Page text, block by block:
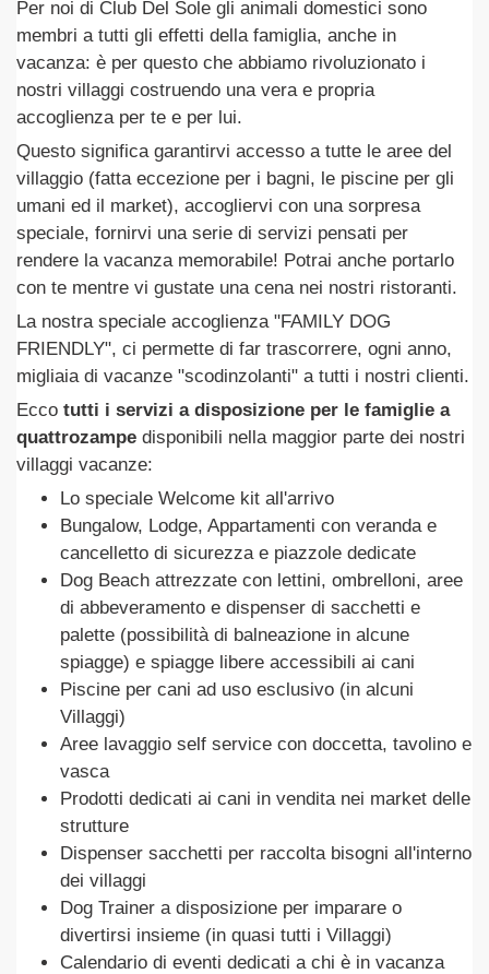
Per noi di Club Del Sole gli animali domestici sono
membri a tutti gli effetti della famiglia, anche in
vacanza: è per questo che abbiamo rivoluzionato i
nostri villaggi costruendo una vera e propria
accoglienza per te e per lui.
Questo significa garantirvi accesso a tutte le aree del
villaggio (fatta eccezione per i bagni, le piscine per gli
umani ed il market), accogliervi con una sorpresa
speciale, fornirvi una serie di servizi pensati per
rendere la vacanza memorabile! Potrai anche portarlo
con te mentre vi gustate una cena nei nostri ristoranti.
La nostra speciale accoglienza "FAMILY DOG
FRIENDLY", ci permette di far trascorrere, ogni anno,
migliaia di vacanze "scodinzolanti" a tutti i nostri clienti.
Ecco tutti i servizi a disposizione per le famiglie a
quattrozampe disponibili nella maggior parte dei nostri
villaggi vacanze:
Lo speciale Welcome kit all'arrivo
Bungalow, Lodge, Appartamenti con veranda e
cancelletto di sicurezza e piazzole dedicate
Dog Beach attrezzate con lettini, ombrelloni, aree
di abbeveramento e dispenser di sacchetti e
palette (possibilità di balneazione in alcune
spiagge) e spiagge libere accessibili ai cani
Piscine per cani ad uso esclusivo (in alcuni
Villaggi)
Aree lavaggio self service con doccetta, tavolino e
vasca
Prodotti dedicati ai cani in vendita nei market delle
strutture
Dispenser sacchetti per raccolta bisogni all'interno
dei villaggi
Dog Trainer a disposizione per imparare o
divertirsi insieme (in quasi tutti i Villaggi)
Calendario di eventi dedicati a chi è in vacanza